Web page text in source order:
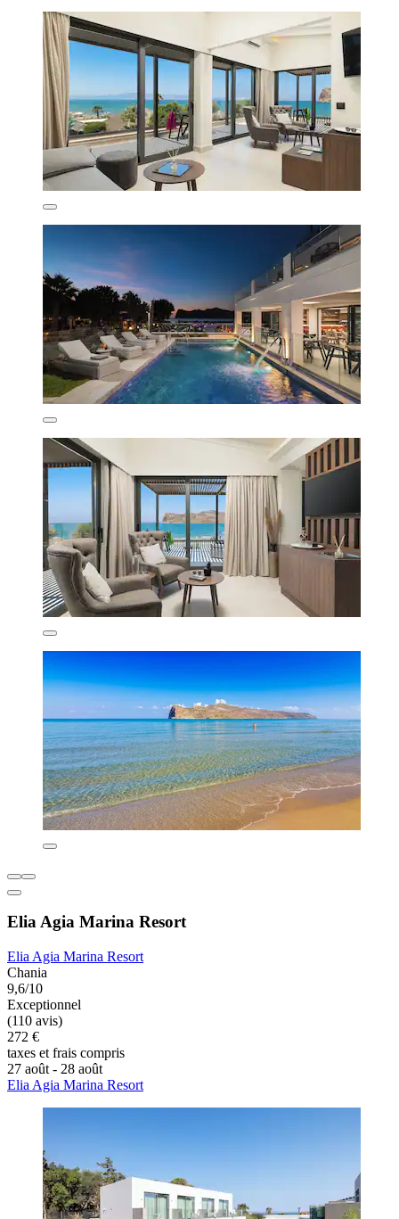
Elia Agia Marina Resort
Elia Agia Marina Resort
Chania
9,6/10
Exceptionnel
(110 avis)
272 €
taxes et frais compris
27 août - 28 août
Elia Agia Marina Resort